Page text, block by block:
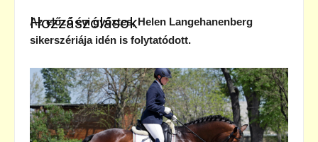
Az előző évi győztes, Helen Langehanenberg
sikerszériája idén is folytatódott.
Hozzászólások
CÍMKÉK .
Díjlovaglás- külföld
Helen Langehanenberg
isabell werth
Nathalie zu Sayn Wittgenstein